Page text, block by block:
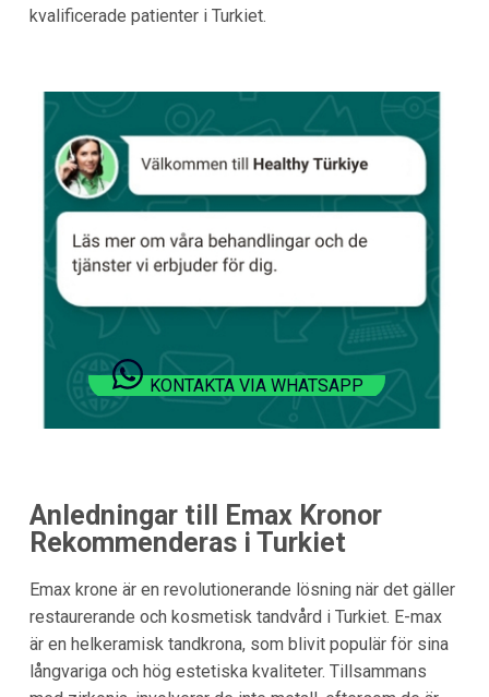
kvalificerade patienter i Turkiet.
KONTAKTA VIA WHATSAPP
Anledningar till Emax Kronor
Rekommenderas i Turkiet
Emax krone är en revolutionerande lösning när det gäller
restaurerande och kosmetisk tandvård i Turkiet. E-max
är en helkeramisk tandkrona, som blivit populär för sina
långvariga och hög estetiska kvaliteter. Tillsammans